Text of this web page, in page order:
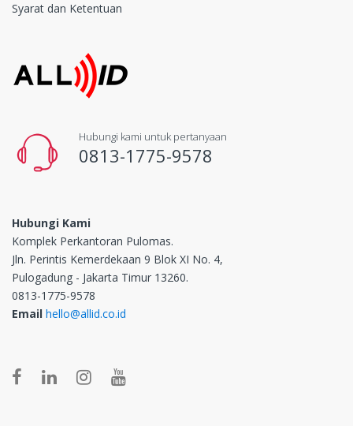
Syarat dan Ketentuan
Hubungi kami untuk pertanyaan
0813-1775-9578
Hubungi Kami
Komplek Perkantoran Pulomas.
Jln. Perintis Kemerdekaan 9 Blok XI No. 4,
Pulogadung - Jakarta Timur 13260.
0813-1775-9578
Email hello@allid.co.id